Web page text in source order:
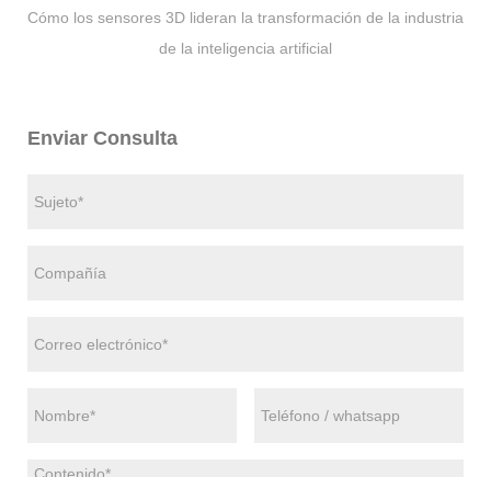
Cómo los sensores 3D lideran la transformación de la industria
de la inteligencia artificial
Enviar Consulta